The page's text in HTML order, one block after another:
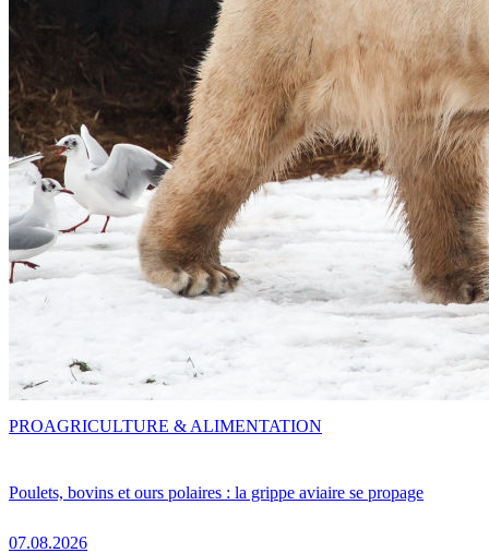
Poulets, bovins et ours polaires : la grippe aviaire se propage
07.08.2026
PROAGRICULTURE & ALIMENTATION